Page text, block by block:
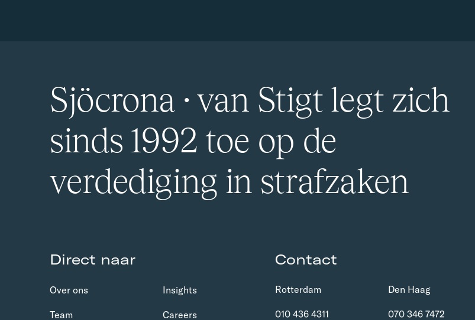
Sjöcrona · van Stigt legt zich
sinds 1992 toe op de
verdediging in strafzaken
Direct naar
Over ons Insights
Team Careers
Contact
Rotterdam
010 436 4311
Den Haag
070 346 7472